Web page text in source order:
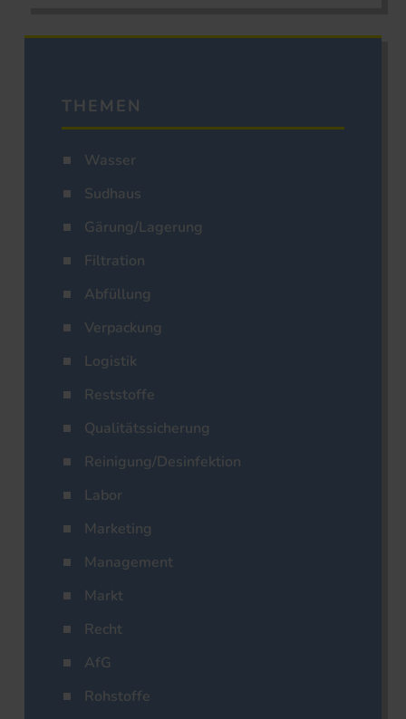
THEMEN
Wasser
Sudhaus
Gärung/Lagerung
Filtration
Abfüllung
Verpackung
Logistik
Reststoffe
Qualitätssicherung
Reinigung/Desinfektion
Labor
Marketing
Management
Markt
Recht
AfG
Rohstoffe